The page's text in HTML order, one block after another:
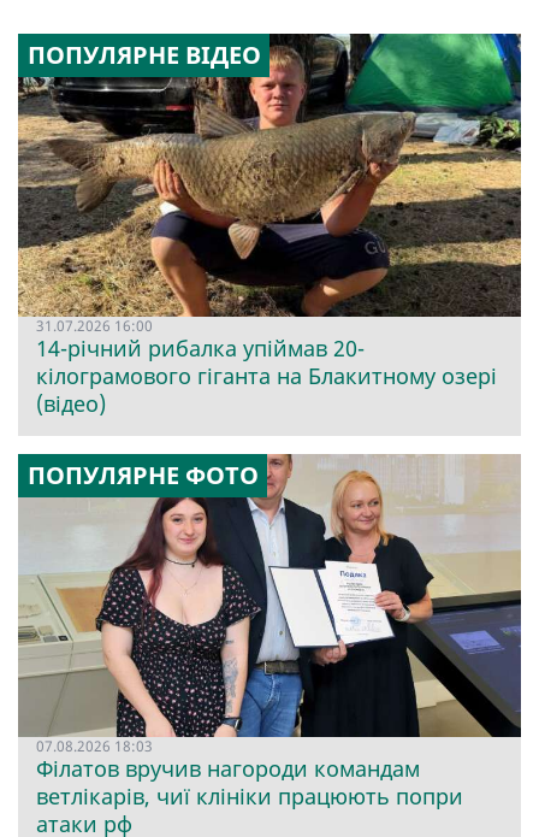
ПОПУЛЯРНЕ ВІДЕО
31.07.2026 16:00
14-річний рибалка упіймав 20-
кілограмового гіганта на Блакитному озері
(відео)
ПОПУЛЯРНЕ ФОТО
07.08.2026 18:03
Філатов вручив нагороди командам
ветлікарів, чиї клініки працюють попри
атаки рф